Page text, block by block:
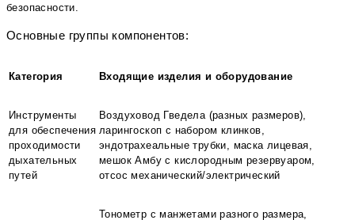
безопасности.
Основные группы компонентов:
Категория Входящие изделия и оборудование
Инструменты
для обеспечения
проходимости
дыхательных
путей
Воздуховод Гведела (разных размеров),
ларингоскоп с набором клинков,
эндотрахеальные трубки, маска лицевая,
мешок Амбу с кислородным резервуаром,
отсос механический/электрический
Тонометр с манжетами разного размера,